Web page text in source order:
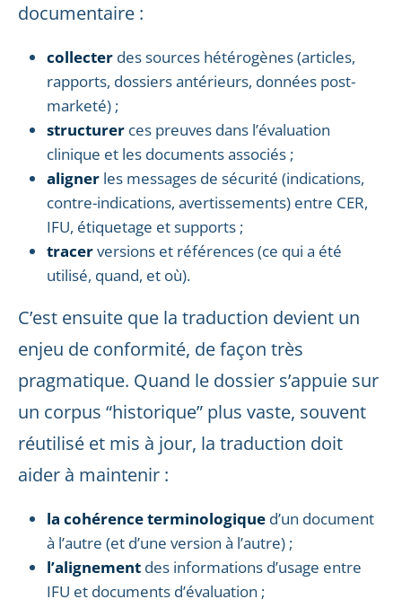
documentaire :
collecter des sources hétérogènes (articles,
rapports, dossiers antérieurs, données post-
marketé) ;
structurer ces preuves dans l’évaluation
clinique et les documents associés ;
aligner les messages de sécurité (indications,
contre-indications, avertissements) entre CER,
IFU, étiquetage et supports ;
tracerversions et références (ce qui a été
utilisé, quand, et où).
C’est ensuite que la traduction devient un
enjeu de conformité, de façon très
pragmatique. Quand le dossier s’appuie sur
un corpus “historique” plus vaste, souvent
réutilisé et mis à jour, la traduction doit
aider à maintenir :
la cohérence terminologique d’un document
à l’autre (et d’une version à l’autre) ;
l’alignement des informations d’usage entre
IFU et documents d’évaluation ;